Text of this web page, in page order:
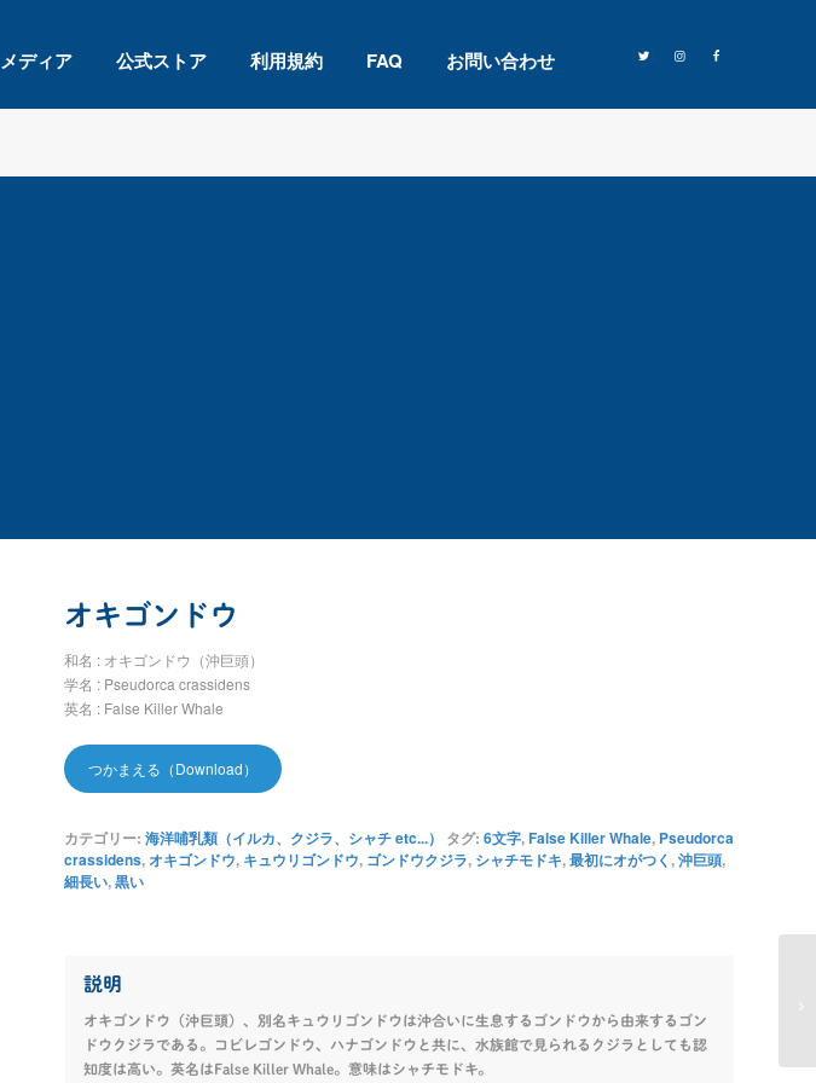
メディア 公式ストア 利用規約 FAQ お問い合わせ
オキゴンドウ
和名 : オキゴンドウ（沖巨頭）
学名 : Pseudorca crassidens
英名 : False Killer Whale
つかまえる（Download）
カテゴリー: 海洋哺乳類（イルカ、クジラ、シャチ etc...） タグ: 6文字,False Killer Whale, Pseudorca
crassidens,オキゴンドウ, キュウリゴンドウ, ゴンドウクジラ, シャチモドキ,最初にオがつく,沖巨頭,
細長い,黒い
説明
オキゴンドウ（沖巨頭）、別名キュウリゴンドウは沖合いに生息するゴンドウから由来するゴン
ドウクジラである。コビレゴンドウ、ハナゴンドウと共に、水族館で見られるクジラとしても認
知度は高い。英名はFalse Killer Whale。意味はシャチモドキ。